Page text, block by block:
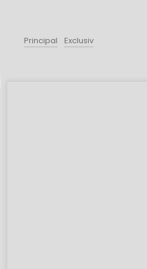
Principal Exclusiv